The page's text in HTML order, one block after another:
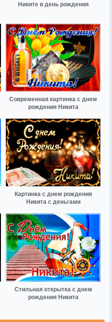
Никите в день рождения
Современная картинка с днем
рождения Никита
Картинка с днем рождения
Никита с деньгами
Стильная открытка с днем
рождения Никита